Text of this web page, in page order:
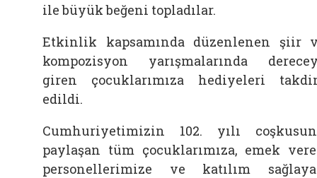
ile büyük beğeni topladılar.
Etkinlik kapsamında düzenlenen şiir
kompozisyon yarışmalarında
giren çocuklarımıza hediyeleri
edildi.
Cumhuriyetimizin 102. yılı
paylaşan tüm çocuklarımıza, emek
personellerimize ve katılım